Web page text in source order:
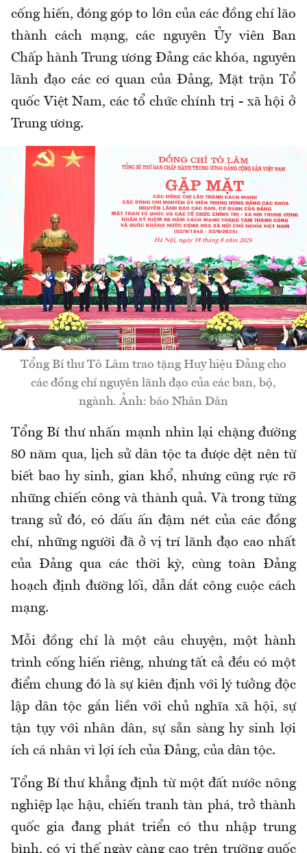
cống hiến, đóng góp to lớn của các đồng chí lão
thành cách mạng, các nguyên Ủy viên Ban
Chấp hành Trung ương Đảng các khóa, nguyên
lãnh đạo các cơ quan của Đảng, Mặt trận Tổ
quốc Việt Nam, các tổ chức chính trị - xã hội ở
Trung ương.
Tổng Bí thư Tô Lâm trao tặng Huy hiệu Đảng cho
các đồng chí nguyên lãnh đạo của các ban, bộ,
ngành. Ảnh: báo Nhân Dân
Tổng Bí thư nhấn mạnh nhìn lại chặng đường
80 năm qua, lịch sử dân tộc ta được dệt nên từ
biết bao hy sinh, gian khổ, nhưng cũng rực rỡ
những chiến công và thành quả. Và trong từng
trang sử đó, có dấu ấn đậm nét của các đồng
chí, những người đã ở vị trí lãnh đạo cao nhất
của Đảng qua các thời kỳ, cùng toàn Đảng
hoạch định đường lối, dẫn dắt công cuộc cách
mạng.
Mỗi đồng chí là một câu chuyện, một hành
trình cống hiến riêng, nhưng tất cả đều có một
điểm chung đó là sự kiên định với lý tưởng độc
lập dân tộc gắn liền với chủ nghĩa xã hội, sự
tận tụy với nhân dân, sự sẵn sàng hy sinh lợi
ích cá nhân vì lợi ích của Đảng, của dân tộc.
Tổng Bí thư khẳng định từ một đất nước nông
nghiệp lạc hậu, chiến tranh tàn phá, trở thành
quốc gia đang phát triển có thu nhập trung
bình, có vị thế ngày càng cao trên trường quốc